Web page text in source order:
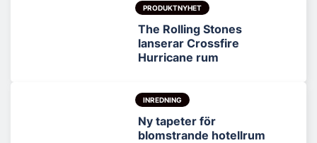
PRODUKTNYHET
The Rolling Stones
lanserar Crossfire
Hurricane rum
INREDNING
Ny tapeter för
blomstrande hotellrum